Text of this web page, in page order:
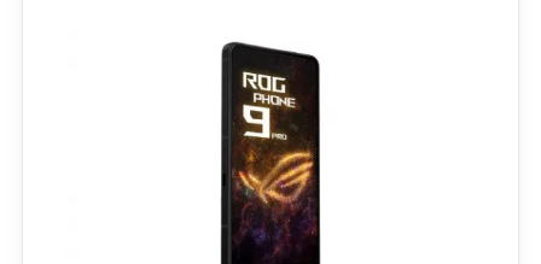
เล่นเกม ดูหนัง หรือเลื่อนโซเชียลราบรื่นแบบไร้
ชิป Google Tensor G4 พร้อม RAM 16GB ให้
ประสิทธิภาพลื่นแม้เล่นเกมหนัก ๆ หรือเปิดหลาย
แอปพร้อมกัน กล้องหลังสามตัวคุณภาพระดับกล้อง
DSLR มาพร้อม Super Res Zoom ซูมได้สูงสุดถึง